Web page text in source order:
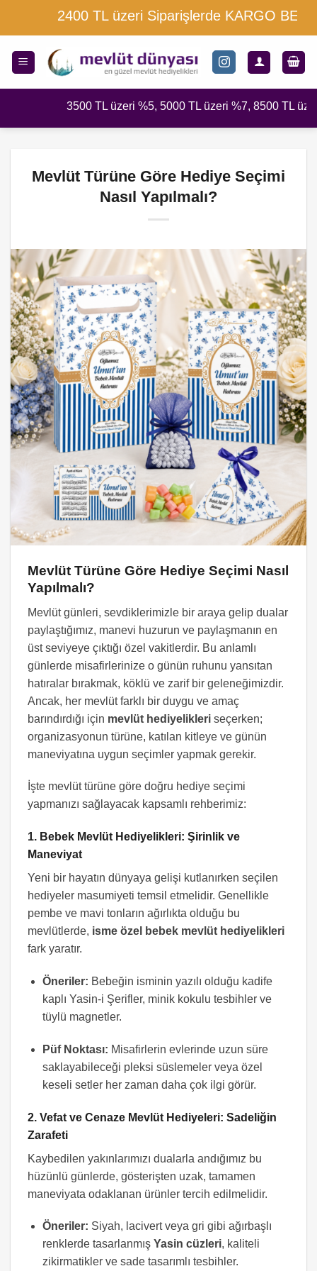
2400 TL üzeri Siparişlerde KARGO BEDAVA
3500 TL üzeri %5, 5000 TL üzeri %7, 8500 TL üzeri
Mevlüt Türüne Göre Hediye Seçimi
Nasıl Yapılmalı?
Mevlüt Türüne Göre Hediye Seçimi Nasıl
Yapılmalı?
Mevlüt günleri, sevdiklerimizle bir araya gelip dualar
paylaştığımız, manevi huzurun ve paylaşmanın en
üst seviyeye çıktığı özel vakitlerdir. Bu anlamlı
günlerde misafirlerinize o günün ruhunu yansıtan
hatıralar bırakmak, köklü ve zarif bir geleneğimizdir.
Ancak, her mevlüt farklı bir duygu ve amaç
barındırdığı için mevlüt hediyelikleri seçerken;
organizasyonun türüne, katılan kitleye ve günün
maneviyatına uygun seçimler yapmak gerekir.
İşte mevlüt türüne göre doğru hediye seçimi
yapmanızı sağlayacak kapsamlı rehberimiz:
1. Bebek Mevlüt Hediyelikleri: Şirinlik ve
Maneviyat
Yeni bir hayatın dünyaya gelişi kutlanırken seçilen
hediyeler masumiyeti temsil etmelidir. Genellikle
pembe ve mavi tonların ağırlıkta olduğu bu
mevlütlerde, isme özel bebek mevlüt hediyelikleri
fark yaratır.
Öneriler: Bebeğin isminin yazılı olduğu kadife
kaplı Yasin-i Şerifler, minik kokulu tesbihler ve
tüylü magnetler.
Püf Noktası: Misafirlerin evlerinde uzun süre
saklayabileceği pleksi süslemeler veya özel
keseli setler her zaman daha çok ilgi görür.
2. Vefat ve Cenaze Mevlüt Hediyeleri: Sadeliğin
Zarafeti
Kaybedilen yakınlarımızı dualarla andığımız bu
hüzünlü günlerde, gösterişten uzak, tamamen
maneviyata odaklanan ürünler tercih edilmelidir.
Öneriler: Siyah, lacivert veya gri gibi ağırbaşlı
renklerde tasarlanmış Yasin cüzleri, kaliteli
zikirmatikler ve sade tasarımlı tesbihler.